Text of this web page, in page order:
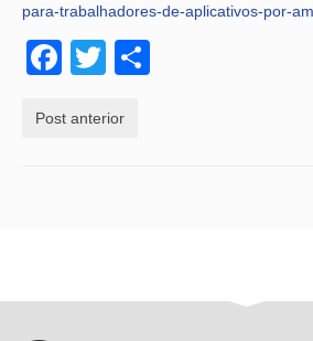
para-trabalhadores-de-aplicativos-por-
Facebook
Twitter
Post anterior